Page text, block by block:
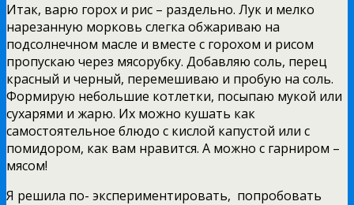
Итак, варю горох и рис – раздельно. Лук и мелко
нарезанную морковь слегка обжариваю на
подсолнечном масле и вместе с горохом и рисом
пропускаю через мясорубку. Добавляю соль, перец
красный и черный, перемешиваю и пробую на соль.
Формирую небольшие котлетки, посыпаю мукой или
сухарями и жарю. Их можно кушать как
самостоятельное блюдо с кислой капустой или с
помидором, как вам нравится. А можно с гарниром –
мясом!
Я решила по- экспериментировать, попробовать